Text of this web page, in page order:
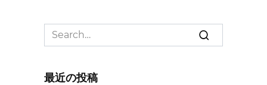
Search
for:
最近の投稿